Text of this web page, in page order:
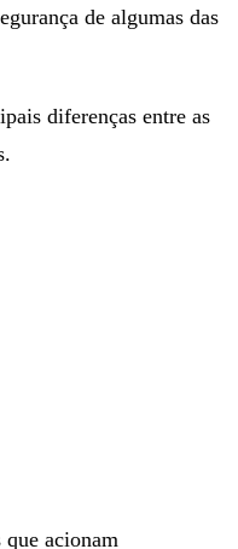
de algumas das
diferenças entre as
acionam